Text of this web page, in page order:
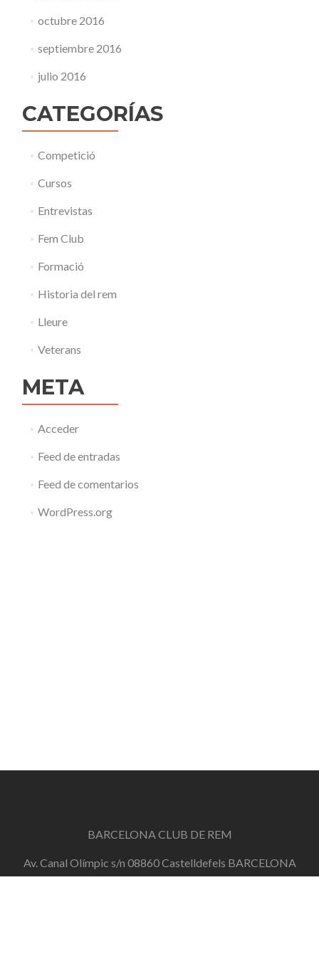
octubre 2016
septiembre 2016
julio 2016
CATEGORÍAS
Competició
Cursos
Entrevistas
Fem Club
Formació
Historia del rem
Lleure
Veterans
META
Acceder
Feed de entradas
Feed de comentarios
WordPress.org
BARCELONA CLUB DE REM
Av. Canal Olímpic s/n 08860 Castelldefels BARCELONA